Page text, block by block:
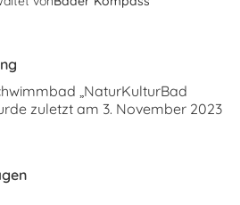
„NaturKulturBad
zuletzt am 3. November 2023